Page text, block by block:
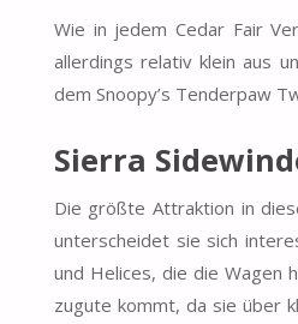
Wie in jedem Cedar Fair
allerdings relativ klein aus
dem Snoopy’s Tenderpaw
Sierra
Die größte Attraktion in
unterscheidet sie sich
und Helices, die die Wagen
zugute kommt, da sie über